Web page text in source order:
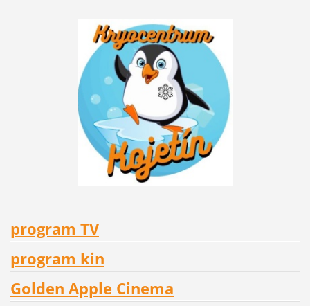
program TV
program kin
Golden Apple Cinema